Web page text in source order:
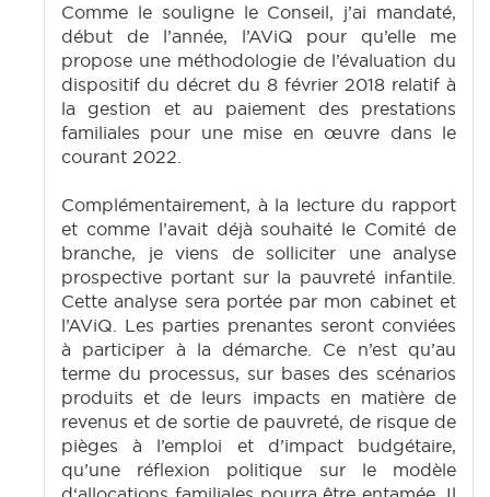
Comme le souligne le Conseil, j’ai mandaté,
début de l’année, l’AViQ pour qu’elle me
propose une méthodologie de l’évaluation du
dispositif du décret du 8 février 2018 relatif à
la gestion et au paiement des prestations
familiales pour une mise en œuvre dans le
courant 2022.
Complémentairement, à la lecture du rapport
et comme l’avait déjà souhaité le Comité de
branche, je viens de solliciter une analyse
prospective portant sur la pauvreté infantile.
Cette analyse sera portée par mon cabinet et
l’AViQ. Les parties prenantes seront conviées
à participer à la démarche. Ce n’est qu’au
terme du processus, sur bases des scénarios
produits et de leurs impacts en matière de
revenus et de sortie de pauvreté, de risque de
pièges à l’emploi et d’impact budgétaire,
qu’une réflexion politique sur le modèle